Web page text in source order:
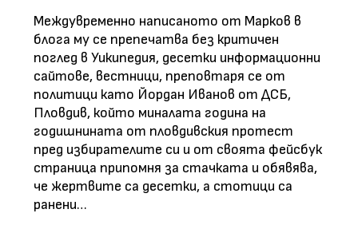
Междувременно написаното от Марков в
блога му се препечатва без критичен
поглед в Уикипедия, десетки информационни
сайтове, вестници, преповтаря се от
политици като Йордан Иванов от ДСБ,
Пловдив, който миналата година на
годишнината от пловдивския протест
пред избирателите си и от своята фейсбук
страница припомня за стачката и обявява,
че жертвите са десетки, а стотици са
ранени…